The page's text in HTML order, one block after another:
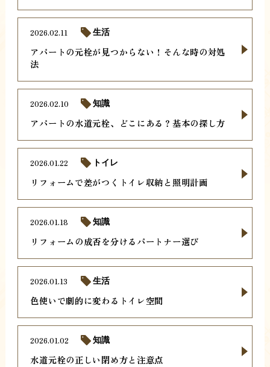
アパートの元栓が見つからない！そんな時の対処
法
2026.02.11 生活
アパートの水道元栓、どこにある？基本の探し方
2026.02.10 知識
リフォームで差がつくトイレ収納と照明計画
2026.01.22 トイレ
リフォームの成否を分けるパートナー選び
2026.01.18 知識
色使いで劇的に変わるトイレ空間
2026.01.13 生活
水道元栓の正しい閉め方と注意点
2026.01.02 知識